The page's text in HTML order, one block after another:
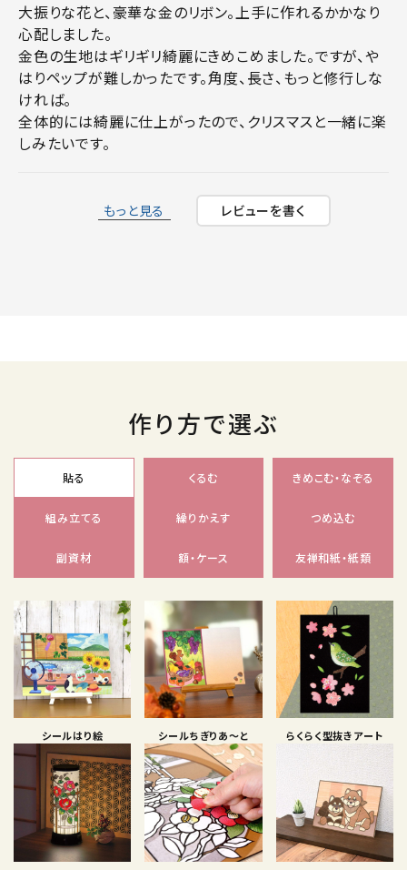
大振りな花と、豪華な金のリボン。上手に作れるかかなり
心配しました。
金色の生地はギリギリ綺麗にきめこめました。ですが、や
はりペップが難しかったです。角度、長さ、もっと修行しな
ければ。
全体的には綺麗に仕上がったので、クリスマスと一緒に楽
しみたいです。
もっと見る レビューを書く
作り方で選ぶ
貼る くるむ きめこむ・なぞる
組み立てる 繰りかえす つめ込む
副資材 額・ケース 友禅和紙・紙類
シールはり絵 シールちぎりあ〜と らくらく型抜きアート